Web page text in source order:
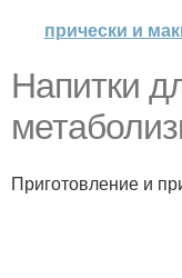
прически и
Напитки
Приготовление и